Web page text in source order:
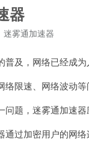
器
迷雾通加速器
及，网络已经成为
限速、网络波动等
题，迷雾通加速器
过加密用户的网络